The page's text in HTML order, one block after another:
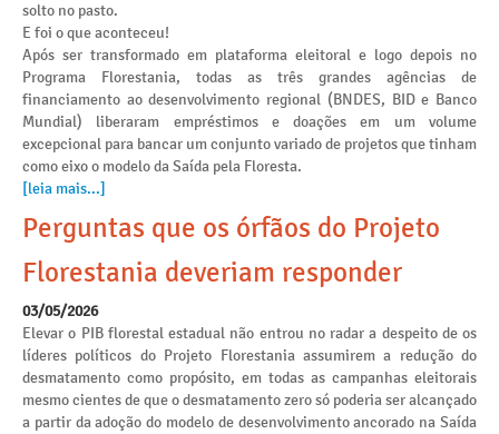
solto no pasto.
E foi o que aconteceu!
Após ser transformado em plataforma eleitoral e logo depois no
Programa Florestania, todas as três grandes agências de
financiamento ao desenvolvimento regional (BNDES, BID e Banco
Mundial) liberaram empréstimos e doações em um volume
excepcional para bancar um conjunto variado de projetos que tinham
como eixo o modelo da Saída pela Floresta.
[leia mais...]
Perguntas que os órfãos do Projeto
Florestania deveriam responder
03/05/2026
Elevar o PIB florestal estadual não entrou no radar a despeito de os
líderes políticos do Projeto Florestania assumirem a redução do
desmatamento como propósito, em todas as campanhas eleitorais
mesmo cientes de que o desmatamento zero só poderia ser alcançado
a partir da adoção do modelo de desenvolvimento ancorado na Saída